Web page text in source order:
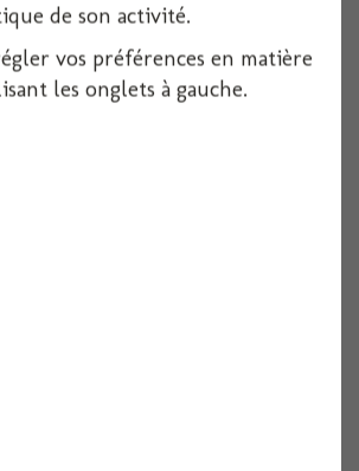
de son activité.
vos préférences en matière
les onglets à gauche.